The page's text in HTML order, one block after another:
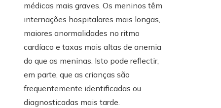
médicas mais graves. Os meninos têm
internações hospitalares mais longas,
maiores anormalidades no ritmo
cardíaco e taxas mais altas de anemia
do que as meninas. Isto pode reflectir,
em parte, que as crianças são
frequentemente identificadas ou
diagnosticadas mais tarde.